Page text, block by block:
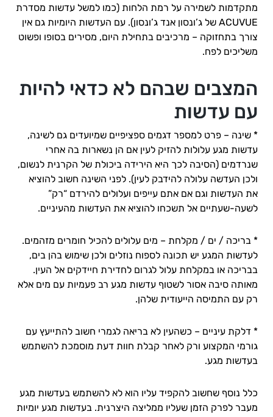
מתקדמות לשמירה על רמת הלחות (כמו למשל עדשות מסדרת
ACUVUE של ג’ונסון אנד ג’ונסון). עם העדשות היומיות גם אין
צורך בתחזוקה – מרכיבים בתחילת היום, מסירים בסופו ופשוט
משליכים לפח.
המצבים שבהם לא כדאי להיות
עם עדשות
* שינה – פרט למספר דגמים ספציפיים שמיועדים גם לשינה,
עדשות מגע עלולות להזיק לעין אם הן נשארות בה אחרי
שנרדמים (הסיבה לכך היא הירידה ביכולת של הקרנית לנשום,
ולכן העדשה עלולה להידבק לעין). לפני השינה חשוב להוציא
את העדשות וגם אם אתם עייפים ועלולים להירדם “רק”
לשעה-שעתיים אל תשכחו להוציא את העדשות מהעיניים.
* בריכה / ים / מקלחת – מים עלולים להכיל חומרים מזהמים.
לעדשות המגע יש תכונה לספוח נוזלים ולכן שימוש בהן בים,
בבריכה או במקלחת עלול לגרום לחדירת חיידקים אל העין.
מאותה סיבה אסור לשטוף עדשות מגע רב פעמיות עם מים אלא
רק עם התמיסה הייעודית שלהן.
* דלקת עיניים – כשהעין לא בריאה לגמרי חשוב להתייעץ עם
גורמי המקצוע ורק לאחר קבלת חוות דעת מוסמכת להשתמש
בעדשות מגע.
כלל נוסף שחשוב להקפיד עליו הוא לא להשתמש בעדשות מגע
מעבר לפרק הזמן שעליו ממליצה היצרנית. בעדשות מגע יומיות